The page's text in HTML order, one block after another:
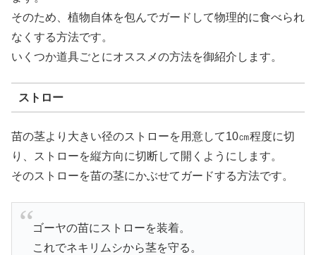
そのため、植物自体を包んでガードして物理的に食べられ
なくする方法です。
いくつか道具ごとにオススメの方法を御紹介します。
ストロー
苗の茎より大きい径のストローを用意して10㎝程度に切
り、ストローを縦方向に切断して開くようにします。
そのストローを苗の茎にかぶせてガードする方法です。
ゴーヤの苗にストローを装着。
これでネキリムシから茎を守る。